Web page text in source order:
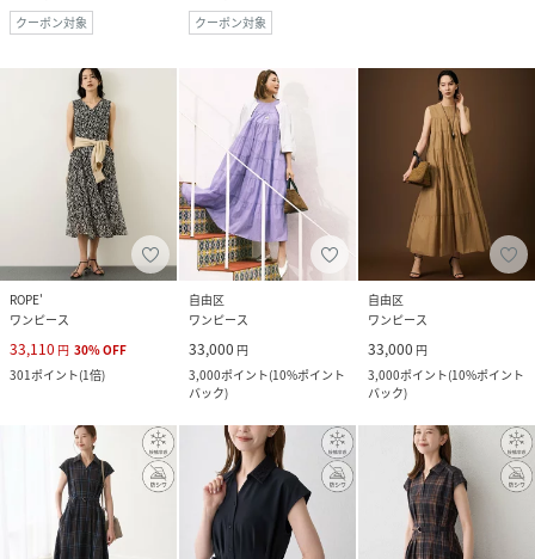
クーポン対象
クーポン対象
ROPE'
ワンピース
33,110 円 30%OFF
301ポイント(1倍)
自由区
ワンピース
33,000 円
3,000ポイント(10%ポイント
バック)
自由区
ワンピース
33,000 円
3,000ポイント(10%ポイント
バック)